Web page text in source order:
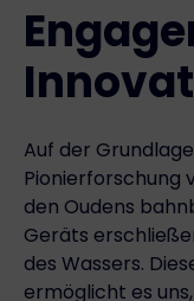
Auf der
Pionierforschung
den Oudens
Geräts
des Wassers.
ermöglicht es